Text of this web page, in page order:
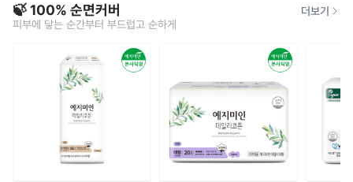
🍃 100% 순면커버
피부에 닿는 순간부터 부드럽고 순하게
더보기